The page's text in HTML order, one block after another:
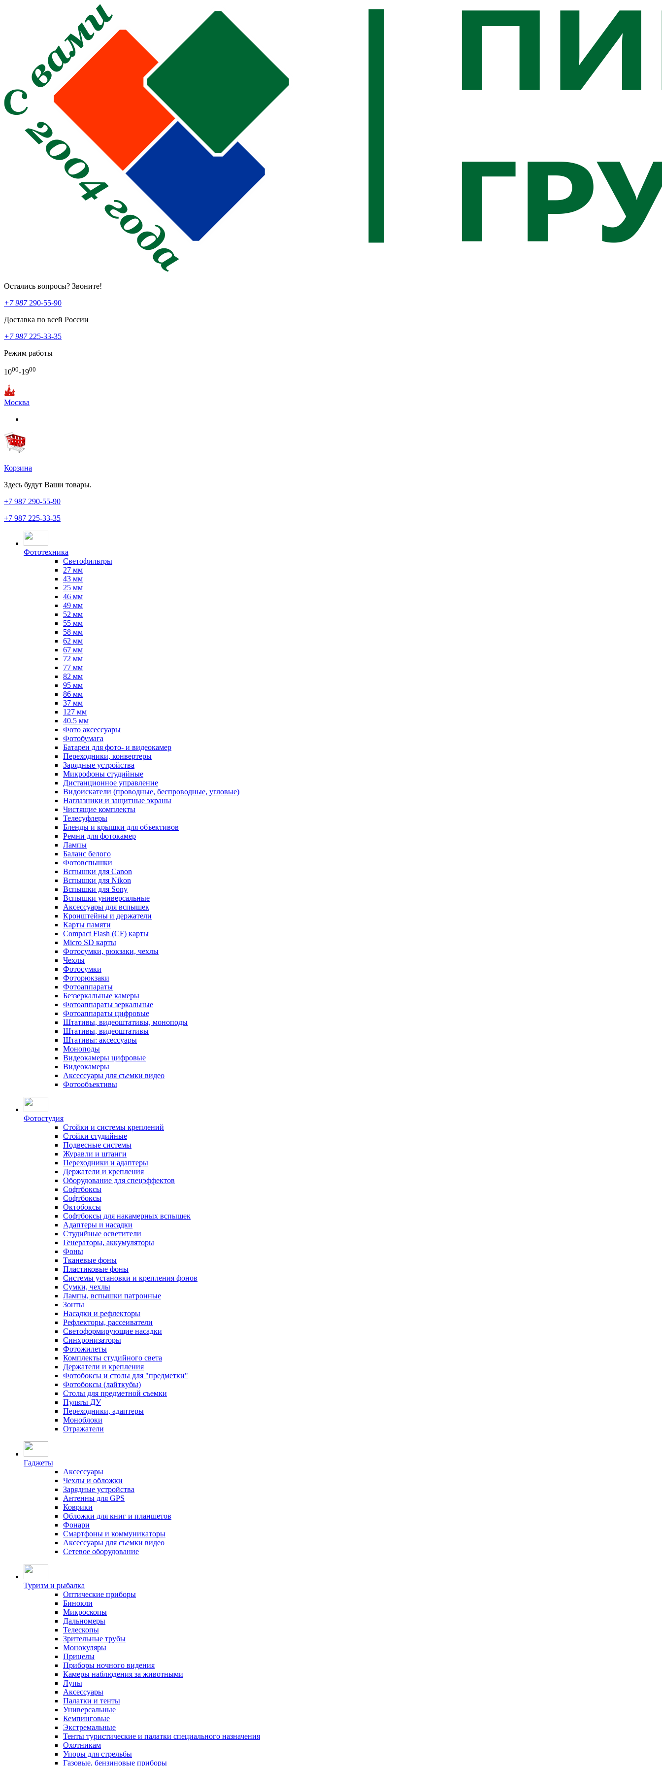
Остались вопросы? Звоните!
+7 987290-55-90
Доставка по всей России
+7 987225-33-35
Режим работы
1000-1900
Москва
Корзина
Здесь будут Ваши товары.
+7 987 290-55-90
+7 987 225-33-35
Фототехника
Светофильтры
27 мм
43 мм
25 мм
46 мм
49 мм
52 мм
55 мм
58 мм
62 мм
67 мм
72 мм
77 мм
82 мм
95 мм
86 мм
37 мм
127 мм
40.5 мм
Фото аксессуары
Фотобумага
Батареи для фото- и видеокамер
Переходники, конвертеры
Зарядные устройства
Микрофоны студийные
Дистанционное управление
Видоискатели (проводные, беспроводные, угловые)
Наглазники и защитные экраны
Чистящие комплекты
Телесуфлеры
Бленды и крышки для объективов
Ремни для фотокамер
Лампы
Баланс белого
Фотовспышки
Вспышки для Canon
Вспышки для Nikon
Вспышки для Sony
Вспышки универсальные
Аксесcуары для вспышек
Кронштейны и держатели
Карты памяти
Compact Flash (CF) карты
Micro SD карты
Фотосумки, рюкзаки, чехлы
Чехлы
Фотосумки
Фоторюкзаки
Фотоаппараты
Беззеркальные камеры
Фотоаппараты зеркальные
Фотоаппараты цифровые
Штативы, видеоштативы, моноподы
Штативы, видеоштативы
Штативы: аксессуары
Моноподы
Видеокамеры цифровые
Видеокамеры
Аксессуары для съемки видео
Фотообъективы
Фотостудия
Стойки и системы креплений
Стойки студийные
Подвесные системы
Журавли и штанги
Переходники и адаптеры
Держатели и крепления
Оборудование для спецэффектов
Софтбоксы
Софтбоксы
Октобоксы
Софтбоксы для накамерных вспышек
Адаптеры и насадки
Студийные осветители
Генераторы, аккумуляторы
Фоны
Тканевые фоны
Пластиковые фоны
Системы установки и крепления фонов
Сумки, чехлы
Лампы, вспышки патронные
Зонты
Насадки и рефлекторы
Рефлекторы, рассеиватели
Светоформирующие насадки
Синхронизаторы
Фотожилеты
Комплекты студийного света
Держатели и крепления
Фотобоксы и столы для "предметки"
Фотобоксы (лайткубы)
Столы для предметной съемки
Пульты ДУ
Переходники, адаптеры
Моноблоки
Отражатели
Гаджеты
Аксессуары
Чехлы и обложки
Зарядные устройства
Антенны для GPS
Коврики
Обложки для книг и планшетов
Фонари
Смартфоны и коммуникаторы
Аксессуары для съемки видео
Сетевое оборудование
Туризм и рыбалка
Оптические приборы
Бинокли
Микроскопы
Дальномеры
Телескопы
Зрительные трубы
Монокуляры
Прицелы
Приборы ночного видения
Камеры наблюдения за животными
Лупы
Аксессуары
Палатки и тенты
Универсальные
Кемпинговые
Экстремальные
Тенты туристические и палатки специального назначения
Охотникам
Упоры для стрельбы
Газовые, бензиновые приборы